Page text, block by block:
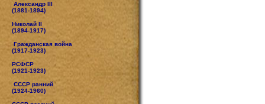
Александр III
(1881-1894)
Николай II
(1894-1917)
Гражданская война
(1917-1923)
РСФСР
(1921-1923)
СССР ранний
(1924-1960)